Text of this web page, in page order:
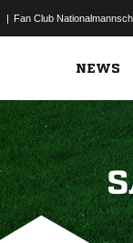
| Fan Club
NEWS